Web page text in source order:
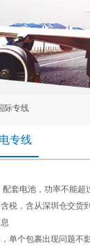
际专线
专线
套电池，功率不能超
税，含从深圳仓交货
单个包裹出现问题不